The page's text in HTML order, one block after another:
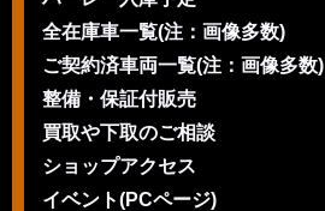
全在庫車一覧(注：画像多数)
ご契約済車両一覧(注：画像多数)
整備・保証付販売
買取や下取のご相談
ショップアクセス
イベント(PCページ)